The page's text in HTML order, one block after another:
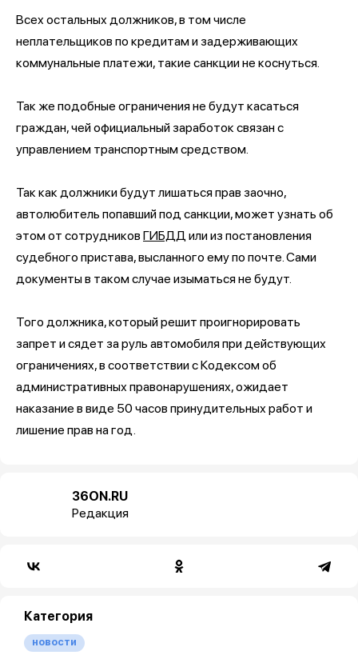
Всех остальных должников, в том числе
неплательщиков по кредитам и задерживающих
коммунальные платежи, такие санкции не коснуться.
Так же подобные ограничения не будут касаться
граждан, чей официальный заработок связан с
управлением транспортным средством.
Так как должники будут лишаться прав заочно,
автолюбитель попавший под санкции, может узнать об
этом от сотрудников ГИБДД или из постановления
судебного пристава, высланного ему по почте. Сами
документы в таком случае изыматься не будут.
Того должника, который решит проигнорировать
запрет и сядет за руль автомобиля при действующих
ограничениях, в соответствии с Кодексом об
административных правонарушениях, ожидает
наказание в виде 50 часов принудительных работ и
лишение прав на год.
36ON.RU
Редакция
Категория
новости